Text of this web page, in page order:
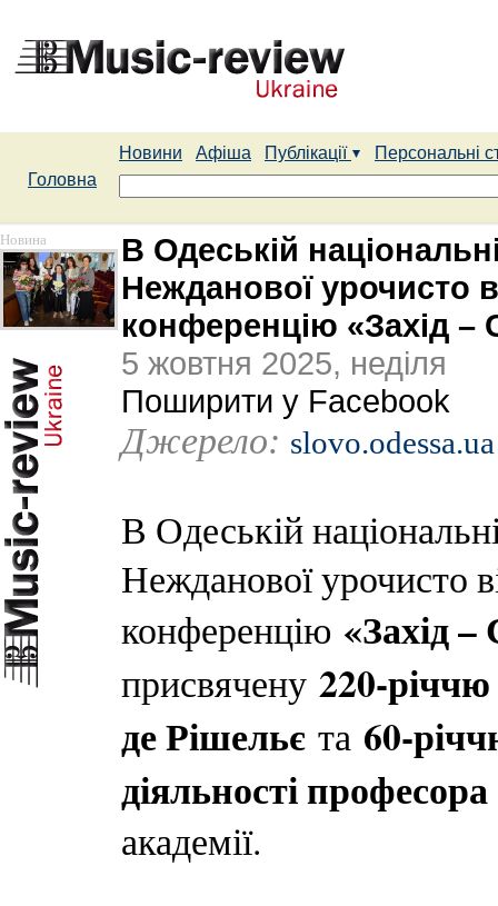
Новини Афіша Публікації
Персональні
Головна
Новина
В Одеській
Нежданової урочисто
конференцію «Захід –
5 жовтня 2025, неділя
Поширити у Facebook
Джерело: slovo.odessa.ua
В Одеській
Нежданової урочисто
конференцію «Захід
присвячену 220-
де Рішельє та 60-
діяльності
академії.